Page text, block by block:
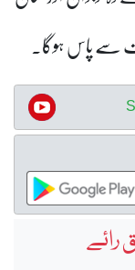
سے پاس ہوگا۔
رائے